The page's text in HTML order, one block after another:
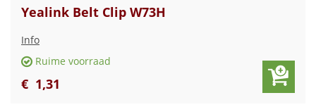
Yealink Belt Clip W73H
Info
Ruime voorraad
€ 1,31